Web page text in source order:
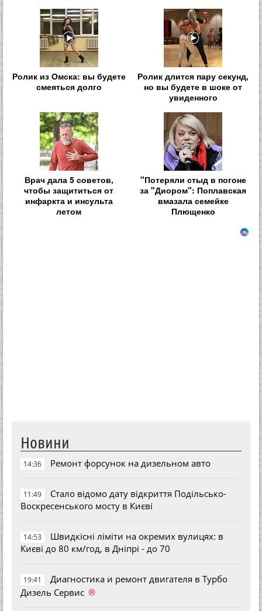
Ролик из Омска: вы будете
смеяться долго
Ролик длится пару секунд,
но вы будете в шоке от
увиденного
Врач дала 5 советов,
чтобы защититься от
инфаркта и инсульта
летом
"Потеряли стыд в погоне
за "Диором": Поплавская
вмазала семейке
Плющенко
Новини
14:36 Ремонт форсунок на дизельном авто
11:49
Стало відомо дату відкриття Подільсько-
Воскресенського мосту в Києві
14:53
Швидкісні ліміти на окремих вулицях: в
Києві до 80 км/год, в Дніпрі - до 70
19:41
Диагностика и ремонт двигателя в Турбо
Дизель Сервис ®